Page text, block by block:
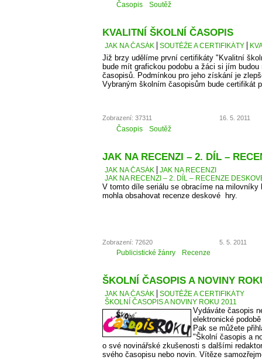
Časopis Soutěž
KVALITNÍ ŠKOLNÍ ČASOPIS
JAK NA ČASÁK SOUTĚŽE A CERTIFIKÁTY
Již brzy udělíme první certifikáty "Kvalitní
bude mít grafickou podobu a žáci si jím
časopisů. Podmínkou pro jeho získání je
Vybraným školním časopisům bude certifikát
Zobrazení: 37311 16. 5. 2011
Časopis Soutěž
JAK NA RECENZI – 2. DÍL –
JAK NA ČASÁK
JAK NA RECENZI
JAK NA RECENZI – 2. DÍL – RECENZE
V tomto díle seriálu se obracíme na milovníky
mohla obsahovat recenze deskové hry.
Zobrazení: 72620 5. 5. 2011
Publicistické žánry Recenze
ŠKOLNÍ ČASOPIS A NOVINY
JAK NA ČASÁK
SOUTĚŽE A CERTIFIKÁTY
ŠKOLNÍ ČASOPIS A NOVINY ROKU 2011
Vydáváte časopis
elektronické
Pak se můžete
"Školní časopis a
o své novinářské zkušenosti s dalšími
svého časopisu nebo novin. Vítěze